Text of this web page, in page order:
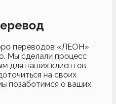
переводов «ЛЕОН»
Мы сделали процесс
для наших клиентов,
на своих
позаботимся о ваших